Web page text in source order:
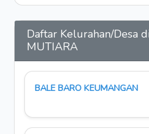
Daftar Kelurahan/Desa
MUTIARA
BALE BARO KEUMANGAN